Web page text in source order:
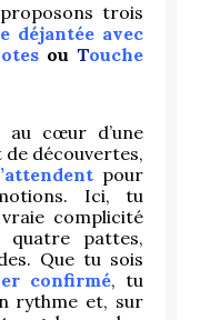
trois
déjantée avec
ouTouche
au cœur d’une
découvertes,
pour
Ici, tu
complicité
quatre pattes,
Que tu sois
confirmé, tu
rythme et, sur